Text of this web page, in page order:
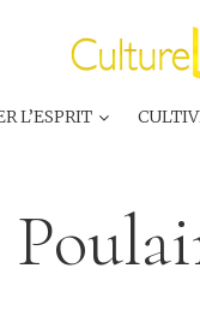
L’ESPRIT